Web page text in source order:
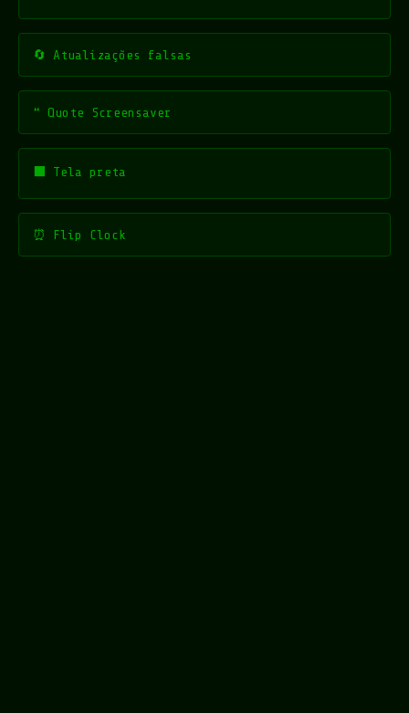
🔄 Atualizações falsas
❝ Quote Screensaver
⬛ Tela preta
⏰ Flip Clock